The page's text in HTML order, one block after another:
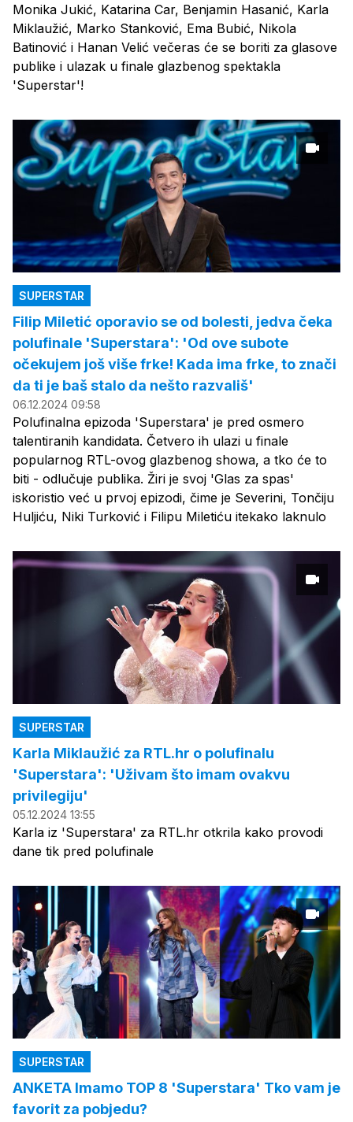
Monika Jukić, Katarina Car, Benjamin Hasanić, Karla
Miklaužić, Marko Stanković, Ema Bubić, Nikola
Batinović i Hanan Velić večeras će se boriti za glasove
publike i ulazak u finale glazbenog spektakla
'Superstar'!
SUPERSTAR
Filip Miletić oporavio se od bolesti, jedva čeka
polufinale 'Superstara': 'Od ove subote
očekujem još više frke! Kada ima frke, to znači
da ti je baš stalo da nešto razvališ'
06.12.2024 09:58
Polufinalna epizoda 'Superstara' je pred osmero
talentiranih kandidata. Četvero ih ulazi u finale
popularnog RTL-ovog glazbenog showa, a tko će to
biti - odlučuje publika. Žiri je svoj 'Glas za spas'
iskoristio već u prvoj epizodi, čime je Severini, Tončiju
Huljiću, Niki Turković i Filipu Miletiću itekako laknulo
SUPERSTAR
Karla Miklaužić za RTL.hr o polufinalu
'Superstara': 'Uživam što imam ovakvu
privilegiju'
05.12.2024 13:55
Karla iz 'Superstara' za RTL.hr otkrila kako provodi
dane tik pred polufinale
SUPERSTAR
ANKETA Imamo TOP 8 'Superstara' Tko vam je
favorit za pobjedu?